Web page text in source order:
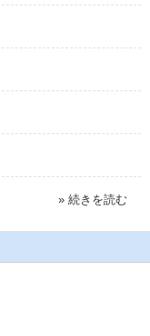
» 続きを読む